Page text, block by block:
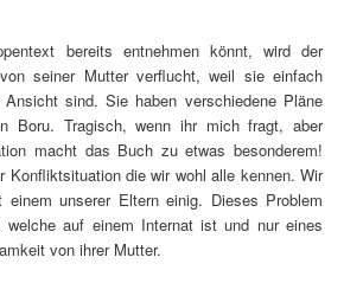
bereits entnehmen könnt, wird der
seiner Mutter verflucht, weil sie einfach
sind. Sie haben verschiedene Pläne
Boru. Tragisch, wenn ihr mich fragt, aber
macht das Buch zu etwas besonderem!
Konfliktsituation die wir wohl alle kennen. Wir
unserer Eltern einig. Dieses Problem
welche auf einem Internat ist und nur eines
von ihrer Mutter.